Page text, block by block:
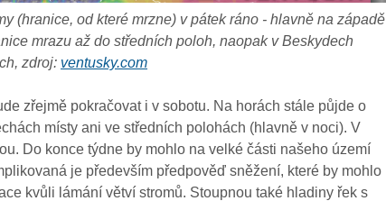
(hranice, od které mrzne) v pátek ráno - hlavně na západě
mrazu až do středních poloh, naopak v Beskydech
zdroj: ventusky.com
zřejmě pokračovat i v sobotu. Na horách stále půjde o
místy ani ve středních polohách (hlavně v noci). V
Do konce týdne by mohlo na velké části našeho území
je především předpověď sněžení, které by mohlo
kvůli lámání větví stromů. Stoupnou také hladiny řek s